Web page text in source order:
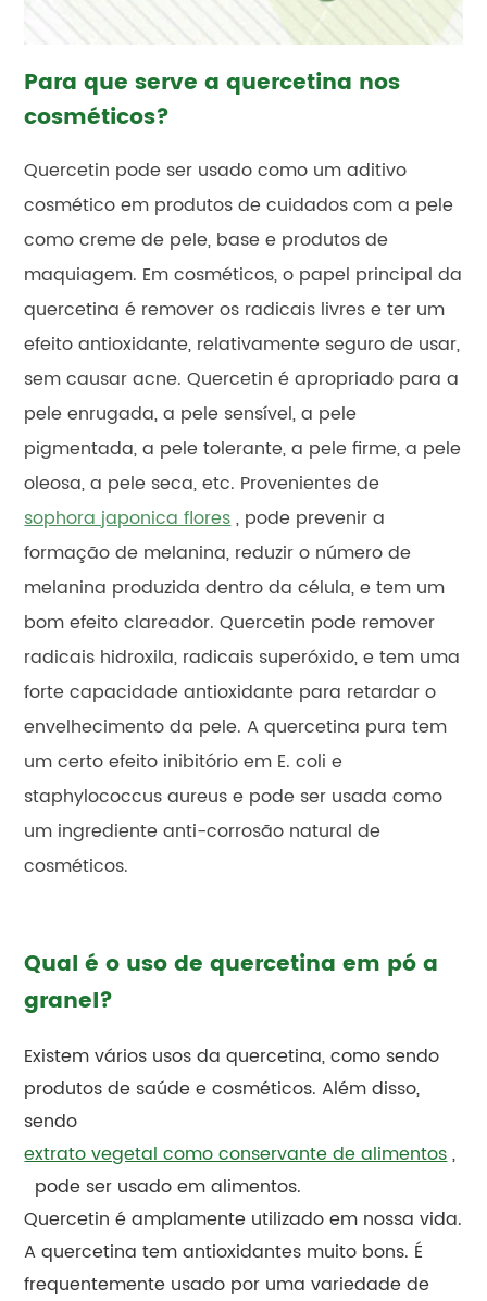
Para que serve a quercetina nos
cosméticos?
Quercetin pode ser usado como um aditivo
cosmético em produtos de cuidados com a pele
como creme de pele, base e produtos de
maquiagem. Em cosméticos, o papel principal da
quercetina é remover os radicais livres e ter um
efeito antioxidante, relativamente seguro de usar,
sem causar acne. Quercetin é apropriado para a
pele enrugada, a pele sensível, a pele
pigmentada, a pele tolerante, a pele firme, a pele
oleosa, a pele seca, etc. Provenientes de
sophora japonica flores, pode prevenir a
formação de melanina, reduzir o número de
melanina produzida dentro da célula, e tem um
bom efeito clareador. Quercetin pode remover
radicais hidroxila, radicais superóxido, e tem uma
forte capacidade antioxidante para retardar o
envelhecimento da pele. A quercetina pura tem
um certo efeito inibitório em E. coli e
staphylococcus aureus e pode ser usada como
um ingrediente anti-corrosão natural de
cosméticos.
Qual é o uso de quercetina em pó a
granel?
Existem vários usos da quercetina, como sendo
produtos de saúde e cosméticos. Além disso,
sendo
extrato vegetal como conservante de alimentos,
pode ser usado em alimentos.
Quercetin é amplamente utilizado em nossa vida.
A quercetina tem antioxidantes muito bons. É
frequentemente usado por uma variedade de